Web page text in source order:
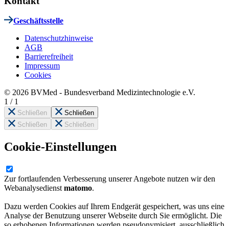
Geschäftsstelle
Datenschutzhinweise
AGB
Barrierefreiheit
Impressum
Cookies
© 2026 BVMed - Bundesverband Medizintechnologie e.V.
1 / 1
Schließen
Schließen
Schließen
Schließen
Cookie-Einstellungen
Zur fortlaufenden Verbesserung unserer Angebote nutzen wir den
Webanalysedienst matomo.
Dazu werden Cookies auf Ihrem Endgerät gespeichert, was uns eine
Analyse der Benutzung unserer Webseite durch Sie ermöglicht. Die